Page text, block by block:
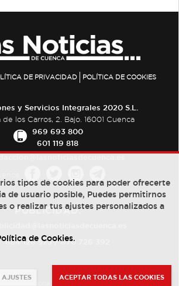
DE PRIVACIDAD POLÍTICA DE COOKIES
y Servicios Integrales 2020 S.L.
de los Carros, 2. Bajo. 16001 Cuenca
969 693 800
601 119 818
PUBLICIDAD:
684 126 573/670 726 392
tipos de cookies para poder ofrecerte
de usuario posible, Puedes permitirnos
o realizar tus ajustes personalizados a
de Cookies.
ACEPTAR TODAS LAS COOKIES